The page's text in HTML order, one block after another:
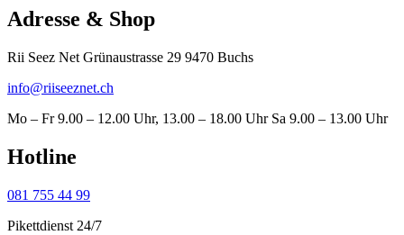
Adresse & Shop
Rii Seez Net Grünaustrasse 29 9470 Buchs
info@riiseeznet.ch
Mo – Fr 9.00 – 12.00 Uhr, 13.00 – 18.00 Uhr Sa 9.00 – 13.00 Uhr
Hotline
081 755 44 99
Pikettdienst 24/7